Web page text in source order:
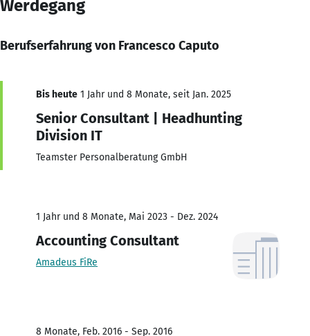
Werdegang
Berufserfahrung von Francesco Caputo
Bis heute 1 Jahr und 8 Monate, seit Jan. 2025
Senior Consultant | Headhunting
Division IT
Teamster Personalberatung GmbH
1 Jahr und 8 Monate, Mai 2023 - Dez. 2024
Accounting Consultant
Amadeus FiRe
8 Monate, Feb. 2016 - Sep. 2016